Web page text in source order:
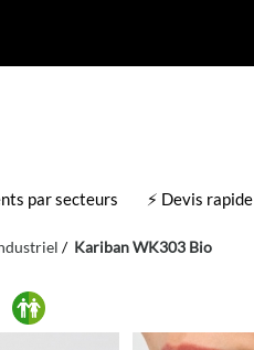
par secteurs ⚡ Devis rapide
Kariban WK303 Bio